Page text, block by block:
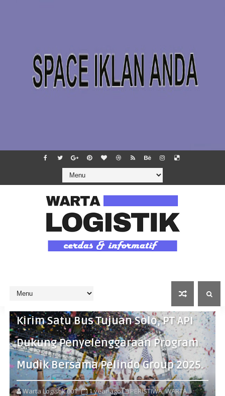
Kirim Satu Bus Tujuan Solo, PT API
Dukung Penyelenggaraan Program
Mudik Bersama Pelindo Group 2025.
Warta Logistik 001 1 year ago PERISTIWA,WARTA